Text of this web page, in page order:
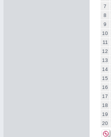
7
8
9
10
11
12
13
14
15
16
17
18
19
20